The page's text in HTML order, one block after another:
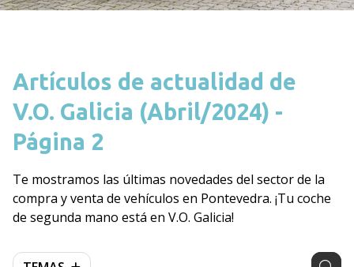
Artículos de actualidad de
V.O. Galicia (Abril/2024) -
Página 2
Te mostramos las últimas novedades del sector de la
compra y venta de vehículos en Pontevedra. ¡Tu coche
de segunda mano está en V.O. Galicia!